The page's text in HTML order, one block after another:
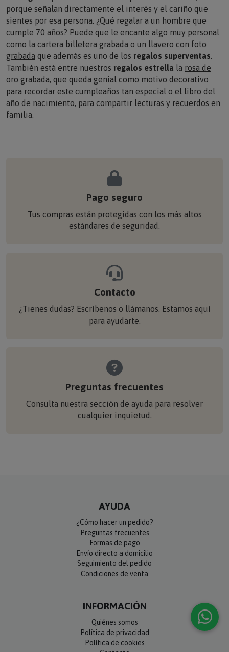
porque señalan directamente el interés y el cariño que
sientes por esa persona. ¿Qué regalar a un hombre que
cumple 70 años? Puede que le encante algo muy personal
como la cartera billetera grabada o unllavero con foto
grabada que además es uno de losregalos superventas
También está entre nuestrosregalos estrellala rosa de
oro grabada, que queda genial como motivo decorativo
para recordar este cumpleaños tan especial o ellibro del
año de nacimiento , para compartir lecturas y recuerdos en
familia.
estándares de seguridad.
para ayudarte.
cualquier inquietud.
Preguntas frecuentes
Formas de pago
Envío directo a domicilio
Seguimiento del pedido
Condiciones de venta
INFORMACIÓN
Política de privacidad
Política de cookies
Contacto